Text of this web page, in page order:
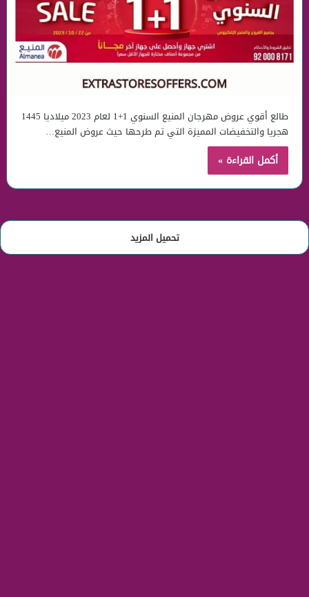
طالع أقوي عروض مهرجان المنيع السنوي 1+1 لعام 2023 ميلاديا 1445
هجريا والتخفيضات المميزة التي تم طرحها حيث عروض المنيع…
أكمل القراءة »
تحميل المزيد